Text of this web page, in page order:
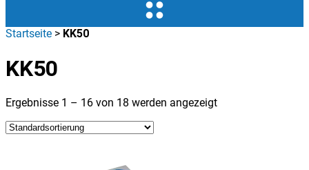
Startseite > KK50
KK50
Ergebnisse 1 – 16 von 18 werden angezeigt